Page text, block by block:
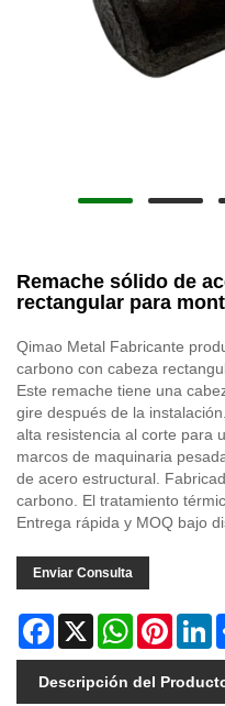
Remache sólido de
rectangular para
Qimao Metal Fabricante
carbono con cabeza
Este remache tiene una
gire después de la
alta resistencia al corte para
marcos de maquinaria
de acero estructural.
carbono. El tratamiento
Entrega rápida y MOQ bajo
Enviar Consulta
Facebook
X WhatsApp
Descripción del